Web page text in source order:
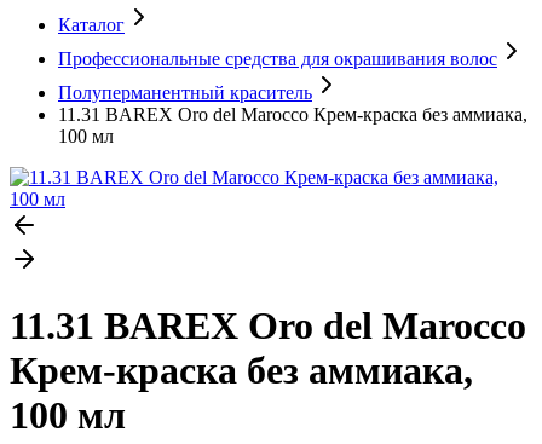
Каталог
Профессиональные средства для окрашивания волос
Полуперманентный краситель
11.31 BAREX Oro del Marocco Крем-краска без аммиака,
100 мл
11.31 BAREX Oro del Marocco
Крем-краска без аммиака,
100 мл